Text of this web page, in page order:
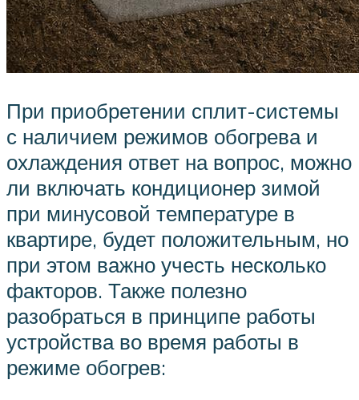
При приобретении сплит-системы
с наличием режимов обогрева и
охлаждения ответ на вопрос, можно
ли включать кондиционер зимой
при минусовой температуре в
квартире, будет положительным, но
при этом важно учесть несколько
факторов. Также полезно
разобраться в принципе работы
устройства во время работы в
режиме обогрев: